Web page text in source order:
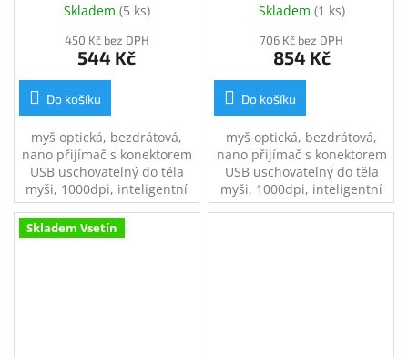
Skladem (5 ks)
450 Kč bez DPH
544 Kč
Do košíku
myš optická, bezdrátová,
nano přijímač s konektorem
USB uschovatelný do těla
myši, 1000dpi, inteligentní
řízení spotřeby, napájení
pomocí 1ks AA baterie,
vhodná k notebooku, tichá
Skladem (1 ks)
706 Kč bez DPH
854 Kč
Do košíku
myš optická, bezdrátová,
nano přijímač s konektorem
USB uschovatelný do těla
myši, 1000dpi, inteligentní
řízení spotřeby, napájení
Skladem Vsetín